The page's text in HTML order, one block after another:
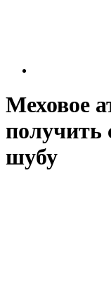
Меховое
получить
шубу